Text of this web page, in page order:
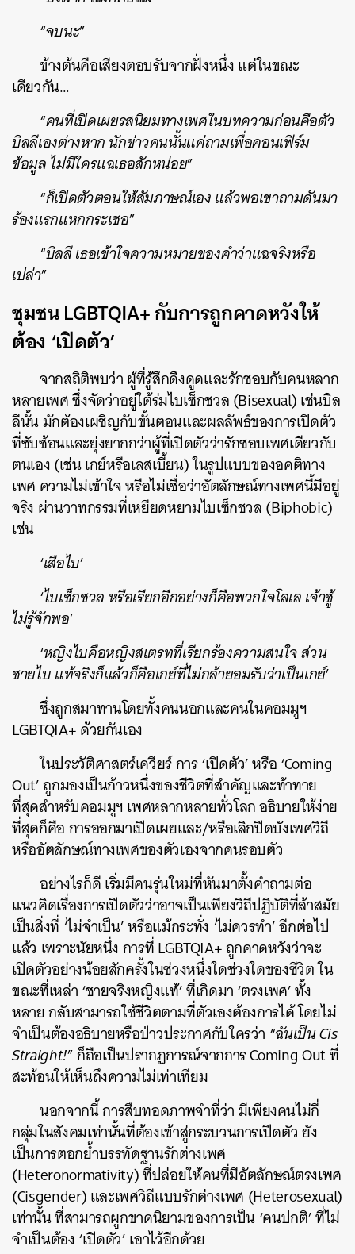
“จบนะ”
ข้างต้นคือเสียงตอบรับจากฝั่งหนึ่ง แต่ในขณะ
เดียวกัน…
“คนที่เปิดเผยรสนิยมทางเพศในบทความก่อนคือตัว
บิลลีเองต่างหาก นักข่าวคนนั้นแค่ถามเพื่อคอนเฟิร์ม
ข้อมูล ไม่มีใครแฉเธอสักหน่อย”
“ก็เปิดตัวตอนให้สัมภาษณ์เอง แล้วพอเขาถามดันมา
ร้องแรกแหกกระเชอ”
“บิลลี เธอเข้าใจความหมายของคำว่าแฉจริงหรือ
เปล่า”
ชุมชน LGBTQIA+ กับการถูกคาดหวังให้
ต้อง ‘เปิดตัว’
จากสถิติพบว่า ผู้ที่รู้สึกดึงดูดและรักชอบกับคนหลาก
หลายเพศ ซึ่งจัดว่าอยู่ใต้ร่มไบเซ็กชวล (Bisexual) เช่นบิล
ลีนั้น มักต้องเผชิญกับขั้นตอนและผลลัพธ์ของการเปิดตัว
ที่ซับซ้อนและยุ่งยากกว่าผู้ที่เปิดตัวว่ารักชอบเพศเดียวกับ
ตนเอง (เช่น เกย์หรือเลสเบี้ยน) ในรูปแบบของอคติทาง
เพศ ความไม่เข้าใจ หรือไม่เชื่อว่าอัตลักษณ์ทางเพศนี้มีอยู่
จริง ผ่านวาทกรรมที่เหยียดหยามไบเซ็กชวล (Biphobic)
เช่น
‘เสือไบ’
‘ไบเซ็กชวล หรือเรียกอีกอย่างก็คือพวกใจโลเล เจ้าชู้
ไม่รู้จักพอ’
‘หญิงไบคือหญิงสเตรทที่เรียกร้องความสนใจ ส่วน
ชายไบ แท้จริงก็แล้วก็คือเกย์ที่ไม่กล้ายอมรับว่าเป็นเกย์’
ซึ่งถูกสมาทานโดยทั้งคนนอกและคนในคอมมูฯ
LGBTQIA+ ด้วยกันเอง
ในประวัติศาสตร์เควียร์ การ ‘เปิดตัว’ หรือ ‘Coming
Out’ ถูกมองเป็นก้าวหนึ่งของชีวิตที่สำคัญและท้าทาย
ที่สุดสำหรับคอมมูฯ เพศหลากหลายทั่วโลก อธิบายให้ง่าย
ที่สุดก็คือ การออกมาเปิดเผยและ/หรือเลิกปิดบังเพศวิถี
หรืออัตลักษณ์ทางเพศของตัวเองจากคนรอบตัว
อย่างไรก็ดี เริ่มมีคนรุ่นใหม่ที่หันมาตั้งคำถามต่อ
แนวคิดเรื่องการเปิดตัวว่าอาจเป็นเพียงวิถีปฏิบัติที่ล้าสมัย
เป็นสิ่งที่ ‘ไม่จำเป็น’ หรือแม้กระทั่ง ‘ไม่ควรทำ’ อีกต่อไป
แล้ว เพราะนัยหนึ่ง การที่ LGBTQIA+ ถูกคาดหวังว่าจะ
เปิดตัวอย่างน้อยสักครั้งในช่วงหนึ่งใดช่วงใดของชีวิต ใน
ขณะที่เหล่า ‘ชายจริงหญิงแท้’ ที่เกิดมา ‘ตรงเพศ’ ทั้ง
หลาย กลับสามารถใช้ชีวิตตามที่ตัวเองต้องการได้ โดยไม่
จำเป็นต้องอธิบายหรือป่าวประกาศกับใครว่า “ฉันเป็น Cis
Straight!” ก็ถือเป็นปรากฏการณ์จากการ Coming Out ที่
สะท้อนให้เห็นถึงความไม่เท่าเทียม
นอกจากนี้ การสืบทอดภาพจำที่ว่า มีเพียงคนไม่กี่
กลุ่มในสังคมเท่านั้นที่ต้องเข้าสู่กระบวนการเปิดตัว ยัง
เป็นการตอกย้ำบรรทัดฐานรักต่างเพศ
(Heteronormativity) ที่ปล่อยให้คนที่มีอัตลักษณ์ตรงเพศ
(Cisgender) และเพศวิถีแบบรักต่างเพศ (Heterosexual)
เท่านั้น ที่สามารถผูกขาดนิยามของการเป็น ‘คนปกติ’ ที่ไม่
จำเป็นต้อง ‘เปิดตัว’ เอาไว้อีกด้วย
SHARE TWEET LINE EMAIL